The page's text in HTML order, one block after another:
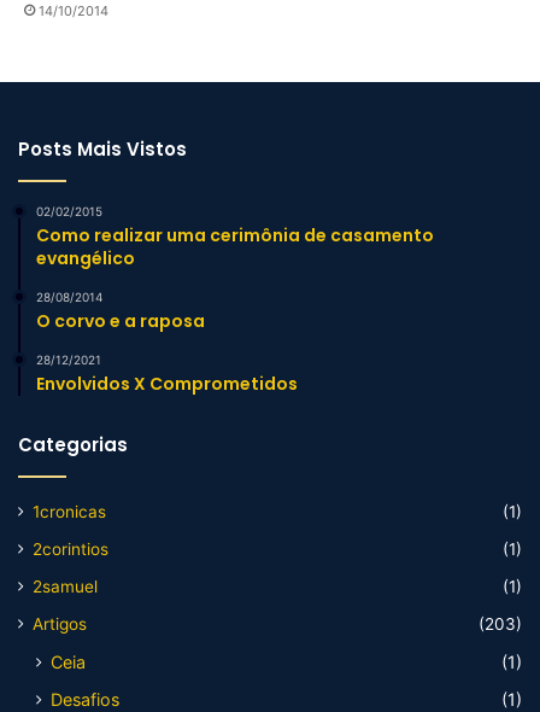
14/10/2014
Posts Mais Vistos
02/02/2015
Como realizar uma cerimônia de casamento
evangélico
28/08/2014
O corvo e a raposa
28/12/2021
Envolvidos X Comprometidos
Categorias
1cronicas
(1)
2corintios
(1)
2samuel
(1)
Artigos
(203)
Ceia
(1)
Desafios
(1)